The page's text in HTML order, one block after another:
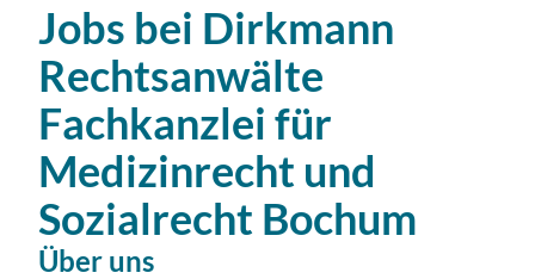
Jobs bei Dirkmann
Rechtsanwälte
Fachkanzlei für
Medizinrecht und
Sozialrecht Bochum
Über uns